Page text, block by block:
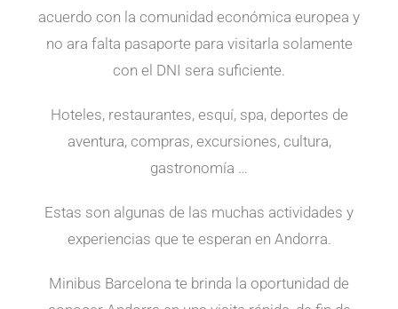
acuerdo con la comunidad económica europea y
no ara falta pasaporte para visitarla solamente
con el DNI sera suficiente.
Hoteles, restaurantes, esquí, spa, deportes de
aventura, compras, excursiones, cultura,
gastronomía …
Estas son algunas de las muchas actividades y
experiencias que te esperan en Andorra.
Minibus Barcelona te brinda la oportunidad de